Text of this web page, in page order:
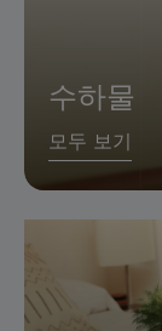
수하물
모두 보기